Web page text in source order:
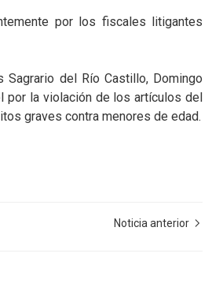
por los fiscales litigantes
del Río Castillo, Domingo
por la violación de los artículos del
graves contra menores de edad.
Noticia anterior